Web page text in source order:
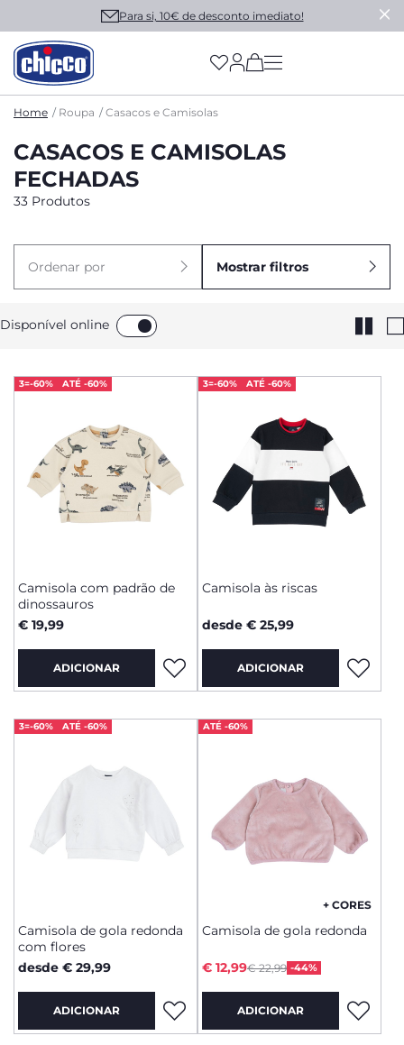
Para si, 10€ de desconto imediato!
(has more options
Home Roupa Casacos e Camisolas
CASACOS E CAMISOLAS
FECHADAS
33 Produtos
Ordenar por Mostrar filtros
Disponível online
3=-60% ATÉ -60%
Camisola com padrão de
dinossauros
€ 19,99
ADICIONAR
3=-60% ATÉ -60%
Camisola às riscas
desde € 25,99
ADICIONAR
3=-60% ATÉ -60%
Camisola de gola redonda
com flores
desde € 29,99
ADICIONAR
ATÉ -60%
+ CORES
Camisola de gola redonda
Price reduced from
€ 22,99 -44%
to
€ 12,99
ADICIONAR